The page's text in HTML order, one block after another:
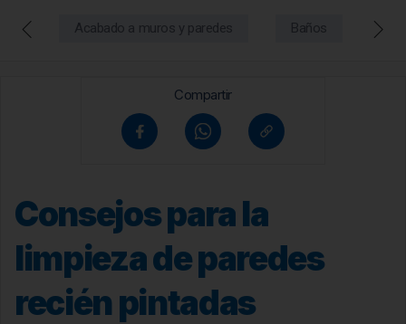
Acabado a muros y paredes Baños
Compartir
Consejos para la
limpieza de paredes
recién pintadas